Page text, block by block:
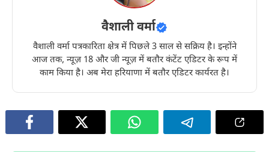
वैशाली वर्मा
वैशाली वर्मा पत्रकारिता क्षेत्र में पिछले 3 साल से सक्रिय है। इन्होंने
आज तक, न्यूज़ 18 और जी न्यूज़ में बतौर कंटेंट एडिटर के रूप में
काम किया है। अब मेरा हरियाणा में बतौर एडिटर कार्यरत है।